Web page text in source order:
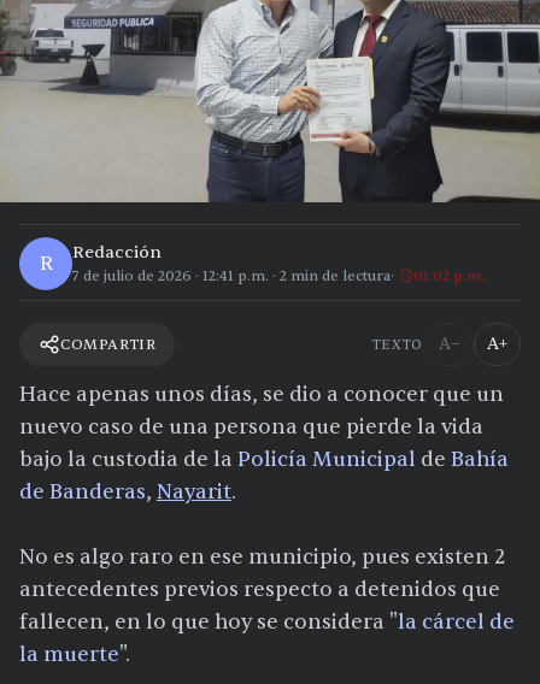
R Redacción
7 de julio de 2026 · 12:41 p.m. · 2 min de lectura 01:02 p.m.
COMPARTIR TEXTO A− A+
Hace apenas unos días, se dio a conocer que un
nuevo caso de una persona que pierde la vida
bajo la custodia de la Policía Municipal de Bahía
de Banderas, Nayarit.
No es algo raro en ese municipio, pues existen 2
antecedentes previos respecto a detenidos que
fallecen, en lo que hoy se considera "la cárcel de
la muerte".